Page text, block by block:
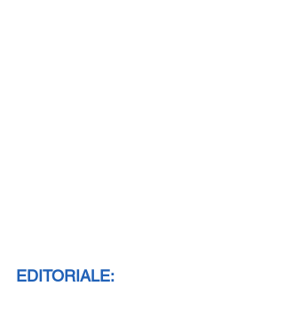
EDITORIALE: